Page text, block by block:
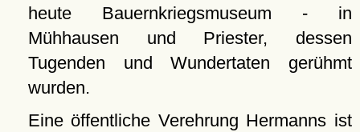
heute Bauernkriegsmuseum - in
Mühhausen und Priester, dessen
Tugenden und Wundertaten gerühmt
wurden.
Eine öffentliche Verehrung Hermanns ist